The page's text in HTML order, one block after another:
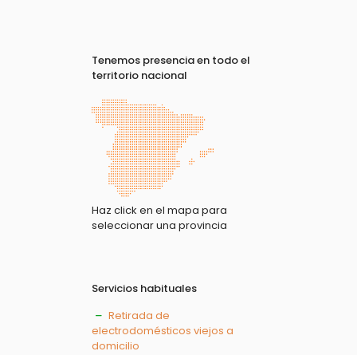
Tenemos presencia en todo el
territorio nacional
Haz click en el mapa para
seleccionar una provincia
Servicios habituales
Retirada de
electrodomésticos viejos a
domicilio